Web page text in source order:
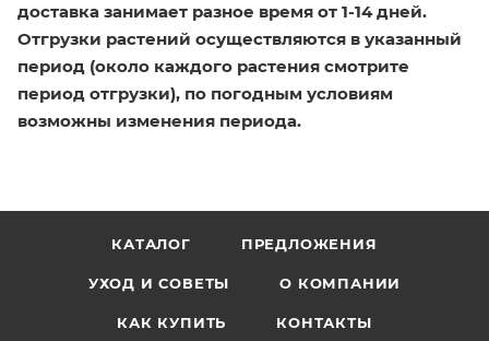
доставка занимает разное время от 1-14 дней.
Отгрузки растений осуществляются в указанный
период (около каждого растения смотрите
период отгрузки), по погодным условиям
возможны изменения периода.
КАТАЛОГ ПРЕДЛОЖЕНИЯ
УХОД И СОВЕТЫ О КОМПАНИИ
КАК КУПИТЬ КОНТАКТЫ